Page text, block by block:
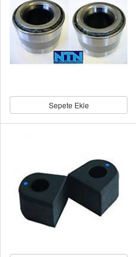
Sepete Ekle